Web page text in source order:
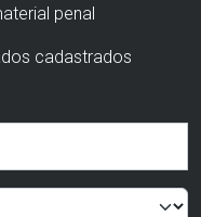
penal
cadastrados